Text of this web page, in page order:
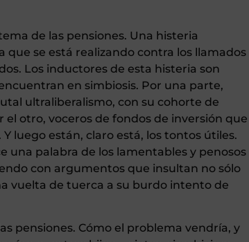
de las pensiones. Una histeria
que se está realizando contra los llamados
Los inductores de esta histeria son
en simbiosis. Por una parte,
ultraliberalismo, con su cohorte de
otro, voceros de fondos de inversión que
luego están, claro está, los tontos útiles.
una palabra de los lamentables y penosos
con argumentos que insultan no sólo
vuelta de tuerca a su burdo intento de
pensiones. Cómo el problema vendría, y